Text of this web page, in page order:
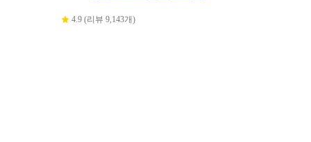
4.9 (리뷰 9,143개)